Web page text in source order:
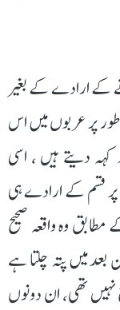
کے ارادے کے بغیر
پر عربوں میں اس
دیتے ہیں ، اسی
قسم کے ارادے ہی
وہ واقعہ صحیح
بعد میں پتہ چلتا ہے
نہیں تھی، ان دونوں